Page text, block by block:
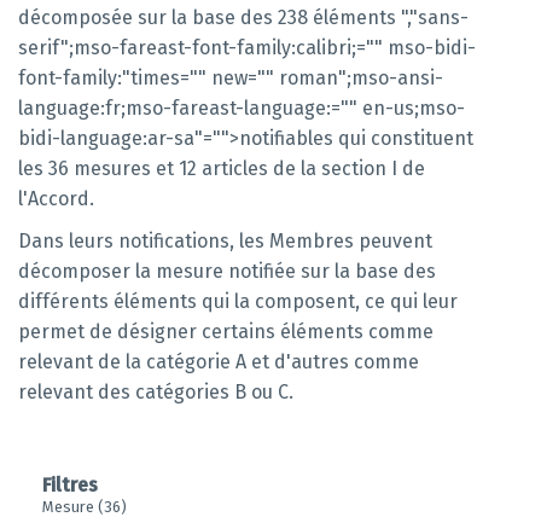
décomposée sur la base des 238 éléments ","sans-
serif";mso-fareast-font-family:calibri;="" mso-bidi-
font-family:"times="" new="" roman";mso-ansi-
language:fr;mso-fareast-language:="" en-us;mso-
bidi-language:ar-sa"="">notifiables qui constituent
les 36 mesures et 12 articles de la section I de
l'Accord.
Dans leurs notifications, les Membres peuvent
décomposer la mesure notifiée sur la base des
différents éléments qui la composent, ce qui leur
permet de désigner certains éléments comme
relevant de la catégorie A et d'autres comme
relevant des catégories B ou C.
Filtres
Mesure (36)